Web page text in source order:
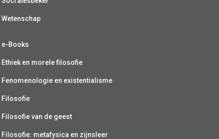
Wetenschap
e-Books
Ethiek en morele filosofie
Fenomenologie en existentialisme
Filosofie
Filosofie van de geest
Filosofie: metafysica en zijnsleer